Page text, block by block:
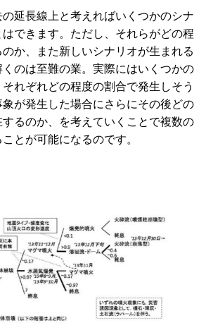
延長線上と考えればいくつかのシナ
できます。ただし、それらがどの程
か、また新しいシナリオが生まれる
のは至難の業。実際にはいくつかの
れぞれどの程度の割合で発生しそう
が発生した場合にさらにその後どの
るのか、を考えていくことで複数の
とが可能になるのです。